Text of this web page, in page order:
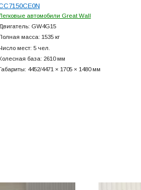
автомобили Great Wall
Двигатель: GW4G15
масса: 1535 кг
мест: 5 чел.
база: 2610 мм
4452/4471 × 1705 × 1480 мм